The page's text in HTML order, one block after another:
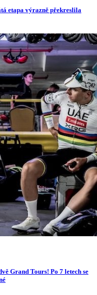
etapa výrazně překreslila
Grand Tours! Po 7 letech se